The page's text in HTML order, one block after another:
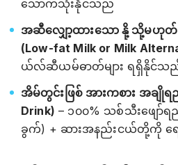
သောက်သုံးနိုင်သည်
အဆီလျှော့ထားသော နို့ သို့မဟုတ်
(Low-fat Milk or Milk
ယ်လ်ဆီယမ်ဓာတ်များ ရရှိနိုင်သ
အိမ်တွင်းဖြစ် အားကစား အချိုရ
Drink) – ၁၀၀% သစ်သီးဖျော်
ခွက်) + ဆားအနည်းငယ်တို့ကို ရေ